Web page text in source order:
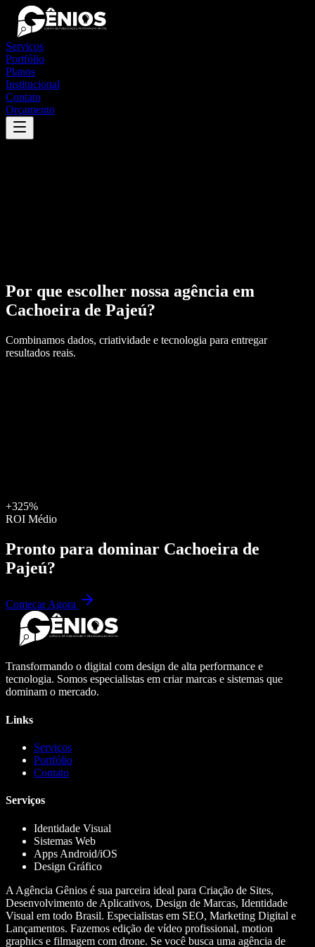
Serviços
Portfólio
Planos
Institucional
Contato
Orçamento
Por que escolher nossa agência em
Cachoeira de Pajeú?
Combinamos dados, criatividade e tecnologia para entregar
resultados reais.
+325%
ROI Médio
Pronto para dominar Cachoeira de
Pajeú?
Começar Agora
Transformando o digital com design de alta performance e
tecnologia. Somos especialistas em criar marcas e sistemas que
dominam o mercado.
Links
Serviços
Portfólio
Contato
Serviços
Identidade Visual
Sistemas Web
Apps Android/iOS
Design Gráfico
A Agência Gênios é sua parceira ideal para Criação de Sites,
Desenvolvimento de Aplicativos, Design de Marcas, Identidade
Visual em todo Brasil. Especialistas em SEO, Marketing Digital e
Lançamentos. Fazemos edição de vídeo profissional, motion
graphics e filmagem com drone. Se você busca uma agência de